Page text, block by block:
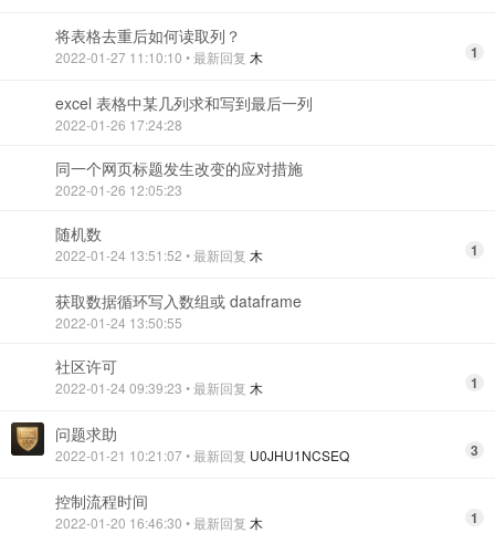
将表格去重后如何读取列？
2022-01-27 11:10:10 • 最新回复 木 1
excel 表格中某几列求和写到最后一列
2022-01-26 17:24:28
同一个网页标题发生改变的应对措施
2022-01-26 12:05:23
随机数
2022-01-24 13:51:52 • 最新回复 木 1
获取数据循环写入数组或 dataframe
2022-01-24 13:50:55
社区许可
2022-01-24 09:39:23 • 最新回复 木 1
问题求助
2022-01-21 10:21:07 • 最新回复 U0JHU1NCSEQ 3
控制流程时间
2022-01-20 16:46:30 • 最新回复 木 1